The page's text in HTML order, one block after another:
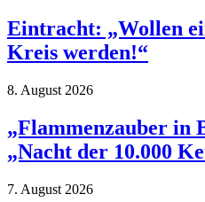
Eintracht: „Wollen
Kreis werden!“
8. August 2026
„Flammenzauber in
„Nacht der 10.000
7. August 2026